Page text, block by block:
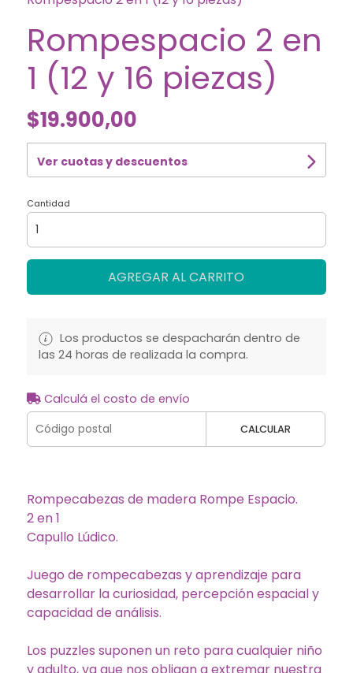
Rompespacio 2 en
1 (12 y 16 piezas)
$19.900,00
Ver cuotas y descuentos
Cantidad
AGREGAR AL CARRITO
Los productos se despacharán dentro de
las 24 horas de realizada la compra.
Calculá el costo de envío
CALCULAR
Rompecabezas de madera Rompe Espacio.
2 en 1
Capullo Lúdico.
Juego de rompecabezas y aprendizaje para
desarrollar la curiosidad, percepción espacial y
capacidad de análisis.
Los puzzles suponen un reto para cualquier niño
y adulto, ya que nos obligan a extremar nuestra